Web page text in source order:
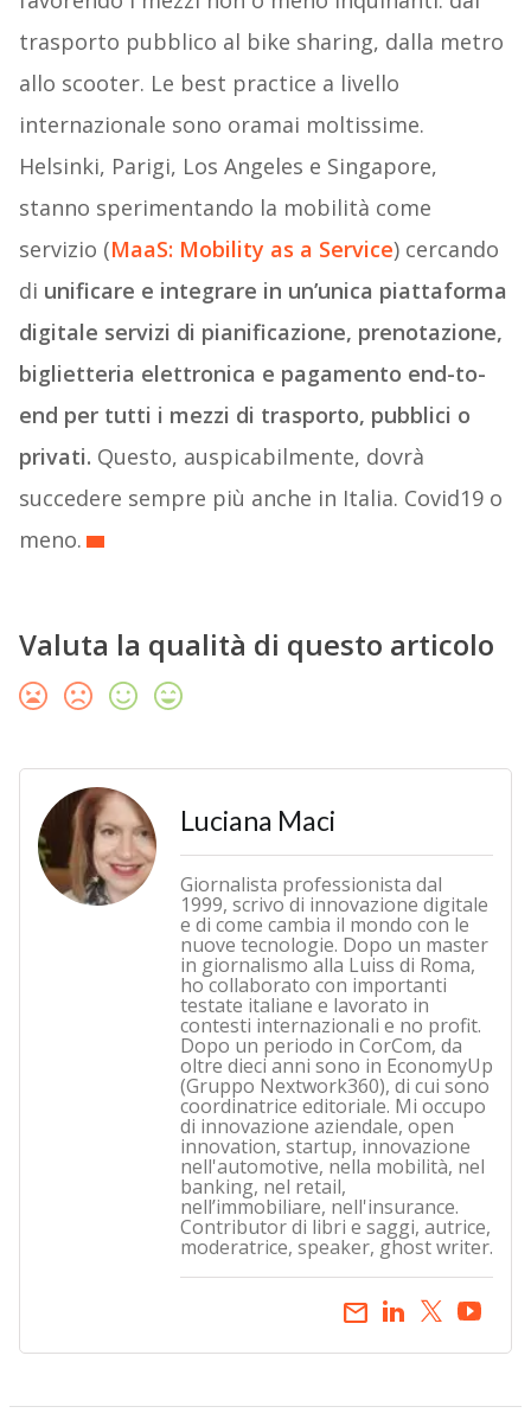
trasporto pubblico al bike sharing, dalla metro
allo scooter. Le best practice a livello
internazionale sono oramai moltissime.
Helsinki, Parigi, Los Angeles e Singapore,
stanno sperimentando la mobilità come
servizio (MaaS: Mobility as a Service) cercando
di unificare e integrare in un’unica piattaforma
digitale servizi di pianificazione, prenotazione,
biglietteria elettronica e pagamento end-to-
end per tutti i mezzi di trasporto, pubblici o
privati. Questo, auspicabilmente, dovrà
succedere sempre più anche in Italia. Covid19 o
meno.
Valuta la qualità di questo articolo
Luciana Maci
Giornalista professionista dal
1999, scrivo di innovazione digitale
e di come cambia il mondo con le
nuove tecnologie. Dopo un master
in giornalismo alla Luiss di Roma,
ho collaborato con importanti
testate italiane e lavorato in
contesti internazionali e no profit.
Dopo un periodo in CorCom, da
oltre dieci anni sono in EconomyUp
(Gruppo Nextwork360), di cui sono
coordinatrice editoriale. Mi occupo
di innovazione aziendale, open
innovation, startup, innovazione
nell'automotive, nella mobilità, nel
banking, nel retail,
nell’immobiliare, nell'insurance.
Contributor di libri e saggi, autrice,
moderatrice, speaker, ghost writer.
email